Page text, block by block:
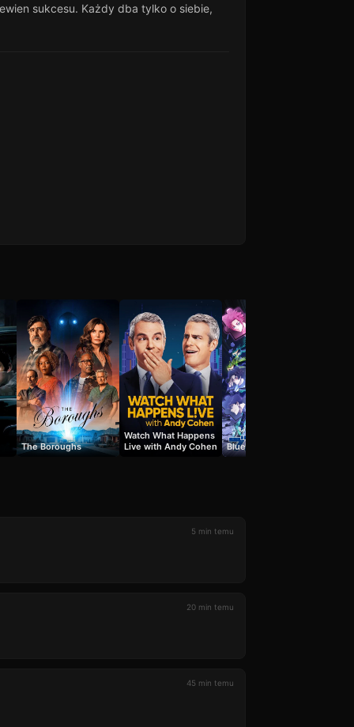
sukcesu. Każdy dba tylko o siebie,
The Boroughs
Watch What Happens
Live with Andy Cohen
Blue Lock
5 min temu
20 min temu
45 min temu